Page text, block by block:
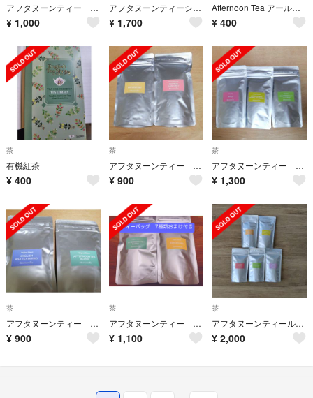
アフタヌーンティー ティーバッグ2種類 ＋おまけ7袋
¥ 1,000
アフタヌーンティーシャルドネダージリン×24p
¥ 1,700
Afternoon Tea アールグレイ フレーバー紅茶 Y
¥ 400
茶
有機紅茶
¥ 400
茶
アフタヌーンティー 紅茶 2種 ティーバッグ
¥ 900
茶
アフタヌーンティー 紅茶 3種
¥ 1,300
茶
アフタヌーンティー 2種類 ティーバッグ 紅茶
¥ 900
茶
アフタヌーンティー ティーバッグ2種類 ＋おまけ7袋
¥ 1,100
茶
アフタヌーンティールーム 福袋2025 ニューイヤーズバッグ ティーバッグ 紅茶
¥ 2,000